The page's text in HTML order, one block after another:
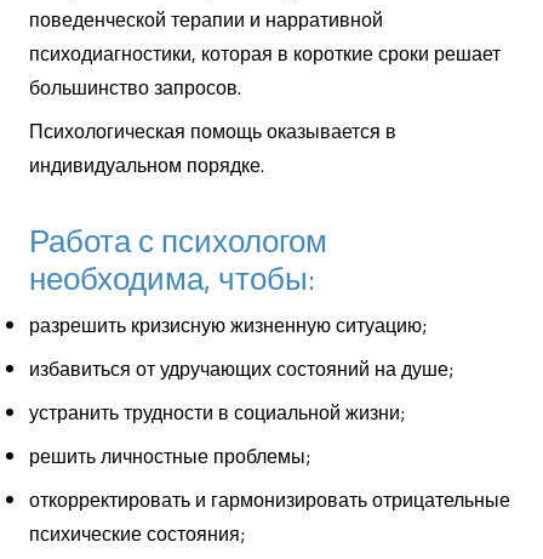
поведенческой терапии и нарративной
психодиагностики, которая в короткие сроки решает
большинство запросов.
Психологическая помощь оказывается в
индивидуальном порядке.
Работа с психологом
необходима, чтобы:
разрешить кризисную жизненную ситуацию;
избавиться от удручающих состояний на душе;
устранить трудности в социальной жизни;
решить личностные проблемы;
откорректировать и гармонизировать отрицательные
психические состояния;